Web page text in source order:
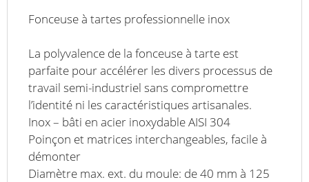
Fonceuse à tartes professionnelle inox
La polyvalence de la fonceuse à tarte est
parfaite pour accélérer les divers processus de
travail semi-industriel sans compromettre
l’identité ni les caractéristiques artisanales.
Inox – bâti en acier inoxydable AISI 304
Poinçon et matrices interchangeables, facile à
démonter
Diamètre max. ext. du moule: de 40 mm à 125